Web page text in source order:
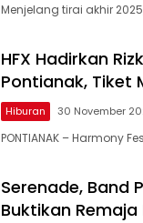
Menjelang tirai akhir
HFX Hadirkan
Pontianak, Tiket
Hiburan 30 November
PONTIANAK – Harmony
Serenade, Band
Buktikan